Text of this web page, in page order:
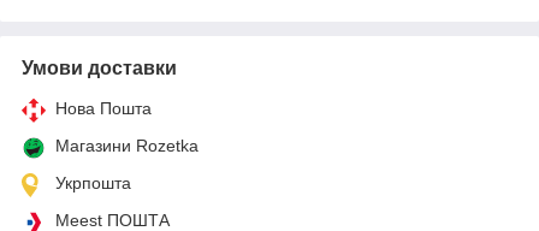
Умови доставки
Нова Пошта
Магазини Rozetka
Укрпошта
Meest ПОШТА